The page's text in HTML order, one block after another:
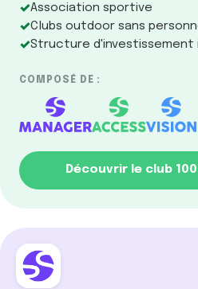
✓Association sportive
✓Clubs outdoor sans
✓Structure d'investissement
COMPOSÉ DE :
Découvrir le club